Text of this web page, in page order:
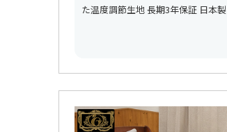
た温度調節生地 長期3年保証 日本製